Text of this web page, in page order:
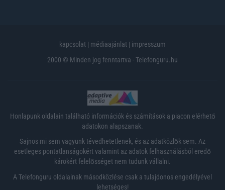
kapcsolat | médiaajánlat | impresszum
2000 © Minden jog fenntartva - Telefonguru.hu
Honlapunk oldalain található információk és számítások a piacon elérhető
adatokon alapszanak.
Sajnos mi sem vagyunk tévedhetetlenek, és az adatközlők sem. Az
esetleges pontatlanságokért valamint az adatok felhasználásból eredő
károkért felelősséget nem tudunk vállalni.
A Telefonguru oldalainak másodközlése csak a tulajdonos engedélyével
lehetséges!